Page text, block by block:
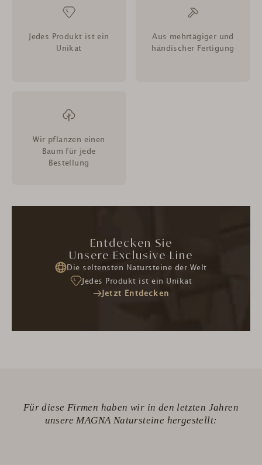
Jedes Produkt ist ein
Unikat
Aus mehrtägiger und
händischer Fertigung
Wir pflanzen einen
Baum für jede
Bestellung
Entdecken Sie
Unsere Exclusive Line
Die seltensten Natursteine der Welt
Jedes Produkt ist ein Unikat
Jetzt Entdecken
Für diese Firmen haben wir in den letzten Jahren
unsere MAGNA Natursteine hergestellt: